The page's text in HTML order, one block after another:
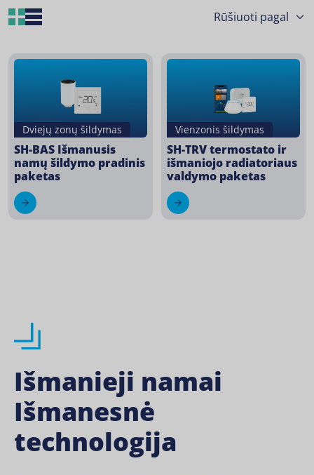
Grid Layout
Dviejų zonų šildymas
SH-BAS Išmanusis
namų šildymo pradinis
paketas
Vienzonis šildymas
SH-TRV termostato ir
išmaniojo radiatoriaus
valdymo paketas
Išmanieji namai
Išmanesnė
technologija